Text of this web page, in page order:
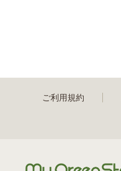
ご利用規約